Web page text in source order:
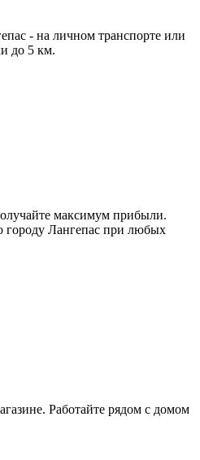
- на личном транспорте или
до 5 км.
максимум прибыли.
городу Лангепас при любых
Работайте рядом с домом